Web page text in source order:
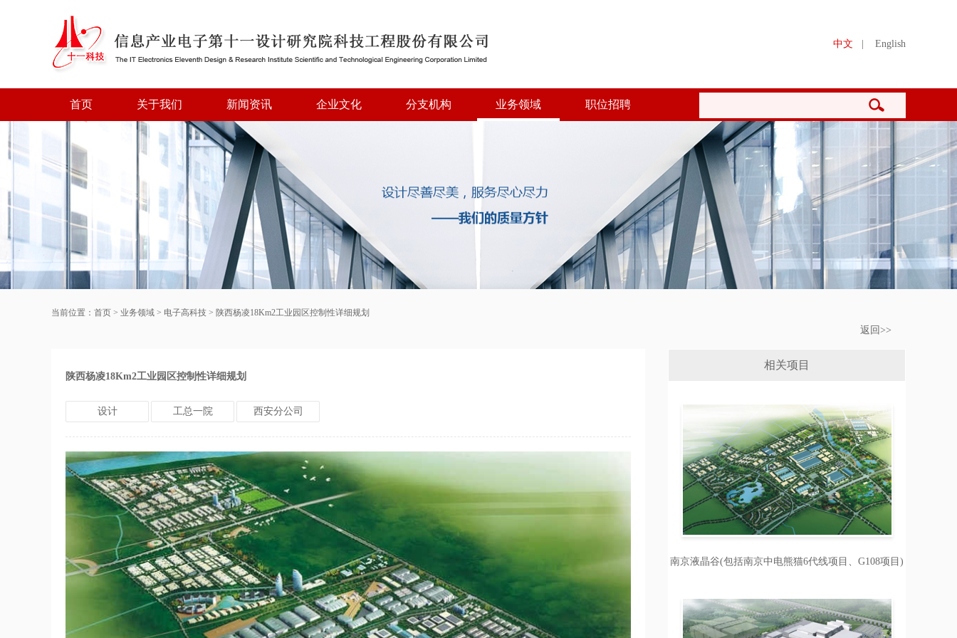
中文 English
首页 关于我们 新闻资讯 企业文化 分支机构 业务领域 职位招聘
当前位置： 首页 > 业务领域 > 电子高科技 > 陕西杨凌18Km2工业园区控制性详细规划
返回>>
陕西杨凌18Km2工业园区控制性详细规划
设计 工总一院 西安分公司
相关项目
南京液晶谷(包括南京中电熊猫6代线项目、G108项目)